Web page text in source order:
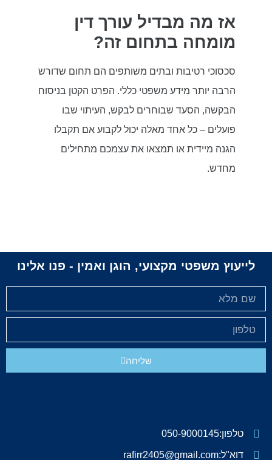
אז מה מבדיל עורך דין
מומחה בתחום זה?
סכסוכי רטיבות ובתים משותפים הם תחום שדורש
הרבה יותר מידע משפטי כללי. הפרט הקטן בניסוח
הבקשה, הסעד שבוחרים לבקש, העיתוי שבו
פועלים – כל אחד מאלה יכול לקבוע אם תקבלו
הגנה מיידית או תמצאו את עצמכם מתחילים
מחדש.
לייעוץ משפטי מקצועי, הוגן ואמין - פנו אלינו
שליחה
טלפון:050-9000145
דוא"ל:rafirr2405@gmail.com